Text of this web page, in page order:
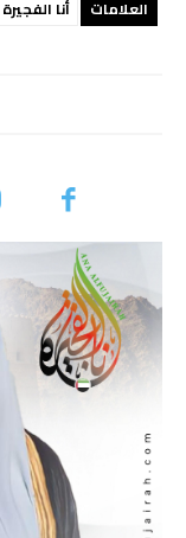
العلامات أنا الفجيرة